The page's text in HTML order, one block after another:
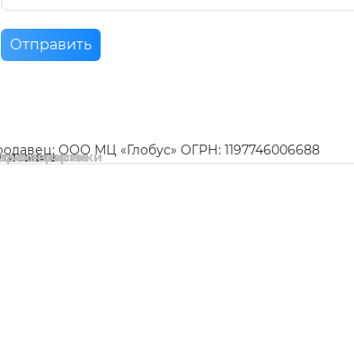
Отправить
ООО МЦ «Глобус» ОГРН: 1197746006688